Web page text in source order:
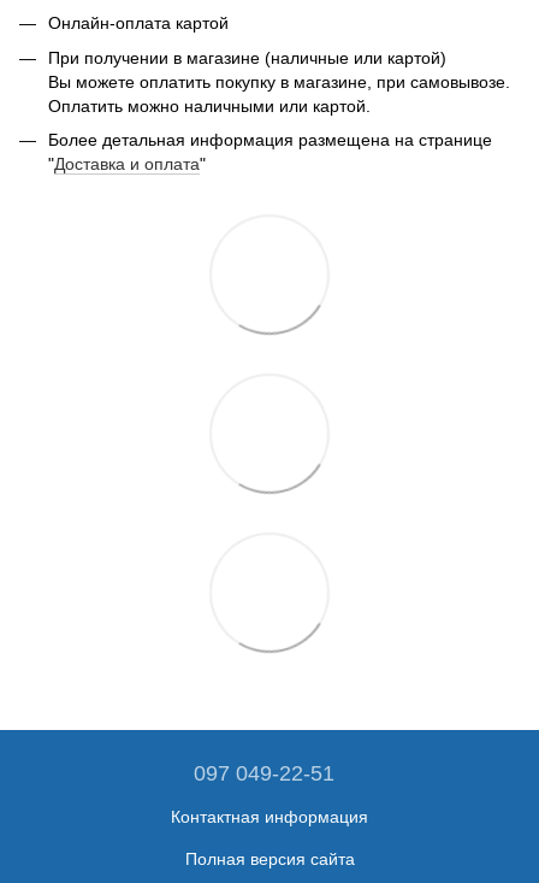
Онлайн-оплата картой
При получении в магазине (наличные или картой)
Вы можете оплатить покупку в магазине, при самовывозе.
Оплатить можно наличными или картой.
Более детальная информация размещена на странице
"Доставка и оплата"
097 049-22-51
Контактная информация
Полная версия сайта